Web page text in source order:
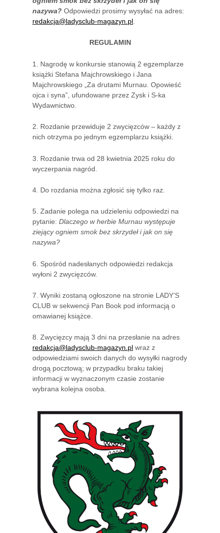
nazywa? Odpowiedzi prosimy wysyłać na adres:
redakcja@ladysclub-magazyn.pl
REGULAMIN
1. Nagrodę w konkursie stanowią 2 egzemplarze
książki Stefana Majchrowskiego i Jana
Majchrowskiego „Za drutami Murnau. Opowieść
ojca i syna”, ufundowane przez Zysk i S-ka
Wydawnictwo.
2. Rozdanie przewiduje 2 zwycięzców – każdy z
nich otrzyma po jednym egzemplarzu książki.
3. Rozdanie trwa od 28 kwietnia 2025 roku do
wyczerpania nagród.
4. Do rozdania można zgłosić się tylko raz.
5. Zadanie polega na udzieleniu odpowiedzi na
pytanie: Dlaczego w herbie Murnau występuje
ziejący ogniem smok bez skrzydeł i jak on się
nazywa?
6. Spośród nadesłanych odpowiedzi redakcja
wyłoni 2 zwycięzców.
7. Wyniki zostaną ogłoszone na stronie LADY’S
CLUB w sekwencji Pan Book pod informacją o
omawianej książce.
8. Zwycięzcy mają 3 dni na przesłanie na adres
redakcja@ladysclub-magazyn.pl wraz z
odpowiedziami swoich danych do wysyłki nagrody
drogą pocztową; w przypadku braku takiej
informacji w wyznaczonym czasie zostanie
wybrana kolejna osoba.